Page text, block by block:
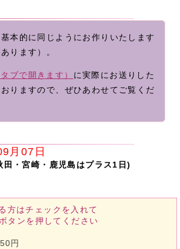
本的に同じようにお作りいたします
ります）。
ブで開きます） に実際にお送りした
りますので、ぜひあわせてご覧くだ
月07日
田・宮崎・鹿児島はプラス1日)
方はチェックを入れて
ボタンを押してください
円